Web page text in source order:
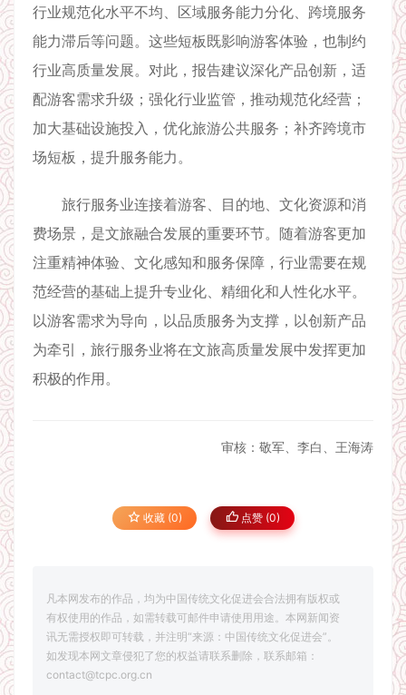
行业规范化水平不均、区域服务能力分化、跨境服务
能力滞后等问题。这些短板既影响游客体验，也制约
行业高质量发展。对此，报告建议深化产品创新，适
配游客需求升级；强化行业监管，推动规范化经营；
加大基础设施投入，优化旅游公共服务；补齐跨境市
场短板，提升服务能力。
旅行服务业连接着游客、目的地、文化资源和消
费场景，是文旅融合发展的重要环节。随着游客更加
注重精神体验、文化感知和服务保障，行业需要在规
范经营的基础上提升专业化、精细化和人性化水平。
以游客需求为导向，以品质服务为支撑，以创新产品
为牵引，旅行服务业将在文旅高质量发展中发挥更加
积极的作用。
审核：敬军、李白、王海涛
收藏 (0) 点赞 (0)
凡本网发布的作品，均为中国传统文化促进会合法拥有版权或
有权使用的作品，如需转载可邮件申请使用用途。本网新闻资
讯无需授权即可转载，并注明“来源：中国传统文化促进会”。
如发现本网文章侵犯了您的权益请联系删除，联系邮箱：
contact@tcpc.org.cn